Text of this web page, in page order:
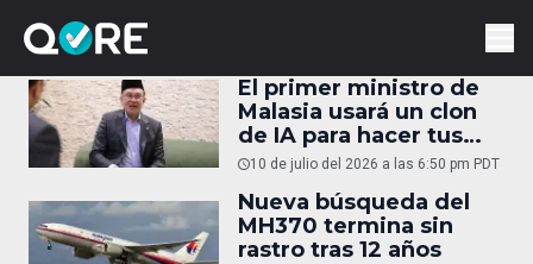
El primer ministro de
Malasia usará un clon
de IA para hacer tus
trámites
10 de julio del 2026 a las 6:50 pm PDT
Nueva búsqueda del
MH370 termina sin
rastro tras 12 años